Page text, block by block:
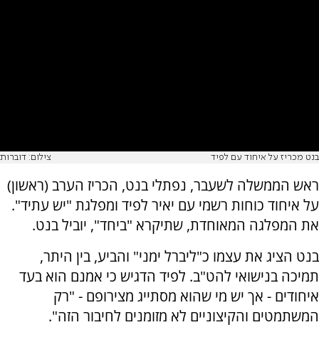
בנט מכריז על איחוד עם לפיד צילום: דוברות
ראש הממשלה לשעבר, נפתלי בנט, הכריז הערב (ראשון)
על איחוד כוחות רשמי עם יאיר לפיד ומפלגת "יש עתיד".
את המפלגה המאוחדת, שתיקרא "ביחד", יוביל בנט.
בנט הציג את עצמו כ"ליברל ימני" והביע, בין היתר,
תמיכה בנישואי להט"ב. לפיד הדגיש כי אמנם הוא בעד
איחודים - אך יש מי שהוא מסתייג מצירופם - "רק
המשתמטים והקיצוניים לא מזומנים לחיבור הזה".